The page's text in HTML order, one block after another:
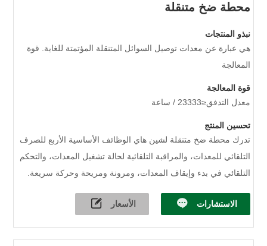
محطة ضخ متنقلة
نبذو المنتجات
هي عبارة عن معدات توصيل السوائل المتنقلة المؤتمتة للغاية. قوة
المعالجة
قوة المعالجة
معدل التدفق≤23333 / ساعة
تحسين المنتج
تدرك محطة ضخ متنقلة لشين هاي الوظائف الأساسية الأربع للصرف
التلقائي للمعدات، والمراقبة التلقائية لحالة تشغيل المعدات، والتحكم
التلقائي في بدء وإيقاف المعدات، ومرونة ومريحة وحركة سريعة.
الاستشارات الأسعار